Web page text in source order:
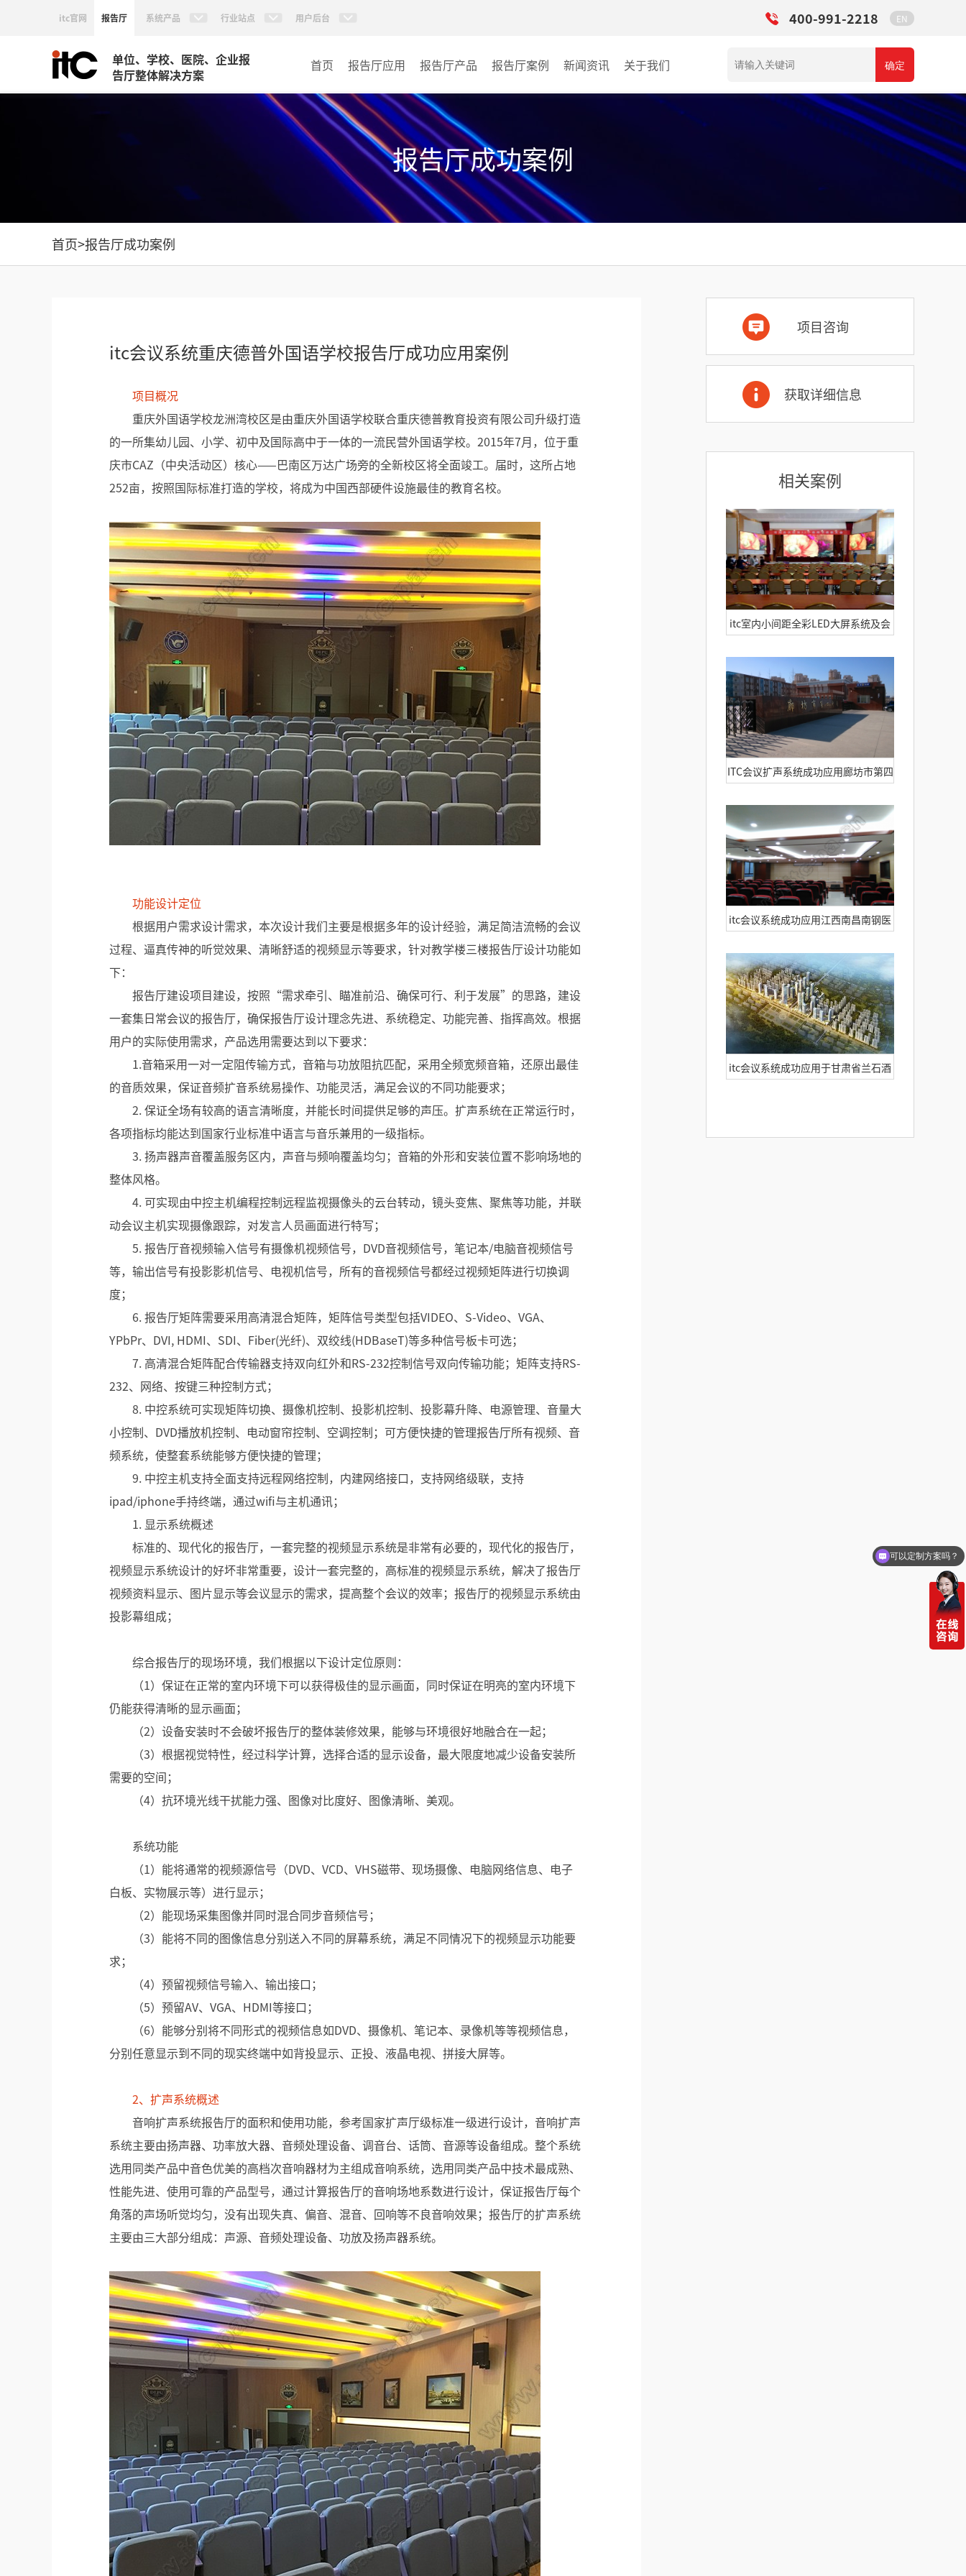
itc官网 报告厅 系统产品 行业站点 用户后台 400-991-2218 EN
单位、学校、医院、企业报
告厅整体解决方案
首页 报告厅应用 报告厅产品
AI智慧视频会议系统
AI智慧会议平板
视频会议配件
AI智慧会议平板itchub
轻松悦唱KT系列
专业音箱系列
智慧影片放映系统
wifi无线会议系列
AI全数字会议系统
数字化会议设备
同声传译系列
AI智慧无纸化会议系统
AI智慧演易通软件
AI智慧语音转写系统
AI智慧录播系统
庭审录播
智能AI会议纪要系列
报告厅案例
文体场馆
教育
医疗
新闻资讯 关于我们 确定
报告厅成功案例
首页>报告厅成功案例
itc会议系统重庆德普外国语学校报告厅成功应用案例
项目概况
重庆外国语学校龙洲湾校区是由重庆外国语学校联合重庆德普教育投资有限公司升级打造
的一所集幼儿园、小学、初中及国际高中于一体的一流民营外国语学校。2015年7月，位于重
庆市CAZ（中央活动区）核心——巴南区万达广场旁的全新校区将全面竣工。届时，这所占地
252亩，按照国际标准打造的学校，将成为中国西部硬件设施最佳的教育名校。
功能设计定位
根据用户需求设计需求，本次设计我们主要是根据多年的设计经验，满足简洁流畅的会议
过程、逼真传神的听觉效果、清晰舒适的视频显示等要求，针对教学楼三楼报告厅设计功能如
下：
报告厅建设项目建设，按照“需求牵引、瞄准前沿、确保可行、利于发展”的思路，建设
一套集日常会议的报告厅，确保报告厅设计理念先进、系统稳定、功能完善、指挥高效。根据
用户的实际使用需求，产品选用需要达到以下要求：
1.音箱采用一对一定阻传输方式，音箱与功放阻抗匹配，采用全频宽频音箱，还原出最佳
的音质效果，保证音频扩音系统易操作、功能灵活，满足会议的不同功能要求；
2. 保证全场有较高的语言清晰度，并能长时间提供足够的声压。扩声系统在正常运行时，
各项指标均能达到国家行业标准中语言与音乐兼用的一级指标。
3. 扬声器声音覆盖服务区内，声音与频响覆盖均匀；音箱的外形和安装位置不影响场地的
整体风格。
4. 可实现由中控主机编程控制远程监视摄像头的云台转动，镜头变焦、聚焦等功能，并联
动会议主机实现摄像跟踪，对发言人员画面进行特写；
5. 报告厅音视频输入信号有摄像机视频信号，DVD音视频信号，笔记本/电脑音视频信号
等，输出信号有投影影机信号、电视机信号，所有的音视频信号都经过视频矩阵进行切换调
度；
6. 报告厅矩阵需要采用高清混合矩阵，矩阵信号类型包括VIDEO、S-Video、VGA、
YPbPr、DVI, HDMI、SDI、Fiber(光纤)、双绞线(HDBaseT)等多种信号板卡可选；
7. 高清混合矩阵配合传输器支持双向红外和RS-232控制信号双向传输功能；矩阵支持RS-
232、网络、按键三种控制方式；
8. 中控系统可实现矩阵切换、摄像机控制、投影机控制、投影幕升降、电源管理、音量大
小控制、DVD播放机控制、电动窗帘控制、空调控制；可方便快捷的管理报告厅所有视频、音
频系统，使整套系统能够方便快捷的管理；
9. 中控主机支持全面支持远程网络控制，内建网络接口，支持网络级联，支持
ipad/iphone手持终端，通过wifi与主机通讯；
1. 显示系统概述
标准的、现代化的报告厅，一套完整的视频显示系统是非常有必要的，现代化的报告厅，
视频显示系统设计的好坏非常重要，设计一套完整的，高标准的视频显示系统，解决了报告厅
视频资料显示、图片显示等会议显示的需求，提高整个会议的效率；报告厅的视频显示系统由
投影幕组成；
综合报告厅的现场环境，我们根据以下设计定位原则：
（1）保证在正常的室内环境下可以获得极佳的显示画面，同时保证在明亮的室内环境下
仍能获得清晰的显示画面；
（2）设备安装时不会破坏报告厅的整体装修效果，能够与环境很好地融合在一起；
（3）根据视觉特性，经过科学计算，选择合适的显示设备，最大限度地减少设备安装所
需要的空间；
（4）抗环境光线干扰能力强、图像对比度好、图像清晰、美观。
系统功能
（1）能将通常的视频源信号（DVD、VCD、VHS磁带、现场摄像、电脑网络信息、电子
白板、实物展示等）进行显示；
（2）能现场采集图像并同时混合同步音频信号；
（3）能将不同的图像信息分别送入不同的屏幕系统，满足不同情况下的视频显示功能要
求；
（4）预留视频信号输入、输出接口；
（5）预留AV、VGA、HDMI等接口；
（6）能够分别将不同形式的视频信息如DVD、摄像机、笔记本、录像机等等视频信息，
分别任意显示到不同的现实终端中如背投显示、正投、液晶电视、拼接大屏等。
2、扩声系统概述
音响扩声系统报告厅的面积和使用功能，参考国家扩声厅级标准一级进行设计，音响扩声
系统主要由扬声器、功率放大器、音频处理设备、调音台、话筒、音源等设备组成。整个系统
选用同类产品中音色优美的高档次音响器材为主组成音响系统，选用同类产品中技术最成熟、
性能先进、使用可靠的产品型号，通过计算报告厅的音响场地系数进行设计，保证报告厅每个
角落的声场听觉均匀，没有出现失真、偏音、混音、回响等不良音响效果；报告厅的扩声系统
主要由三大部分组成：声源、音频处理设备、功放及扬声器系统。
项目咨询
获取详细信息
相关案例
itc室内小间距全彩LED大屏系统及会
府
​ITC会议扩声系统成功应用廊坊市第四
itc会议系统成功应用江西南昌南钢医
itc会议系统成功应用于甘肃省兰石酒
你们电话多少